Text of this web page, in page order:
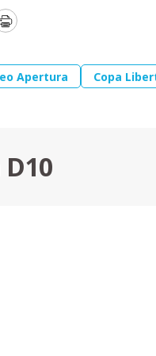
Print
Apertura Copa